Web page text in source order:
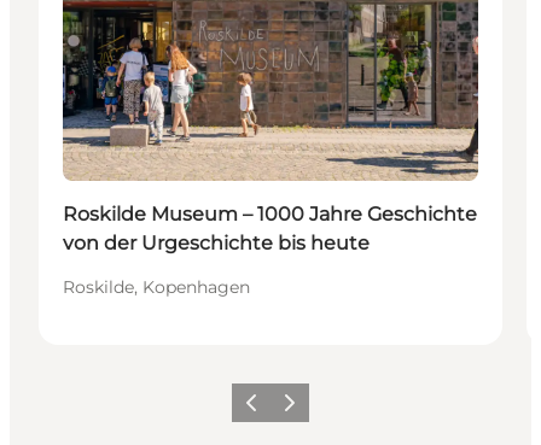
Roskilde Museum – 1000 Jahre Geschichte
von der Urgeschichte bis heute
Roskilde, Kopenhagen
Vorherige Folie
Nächste Folie